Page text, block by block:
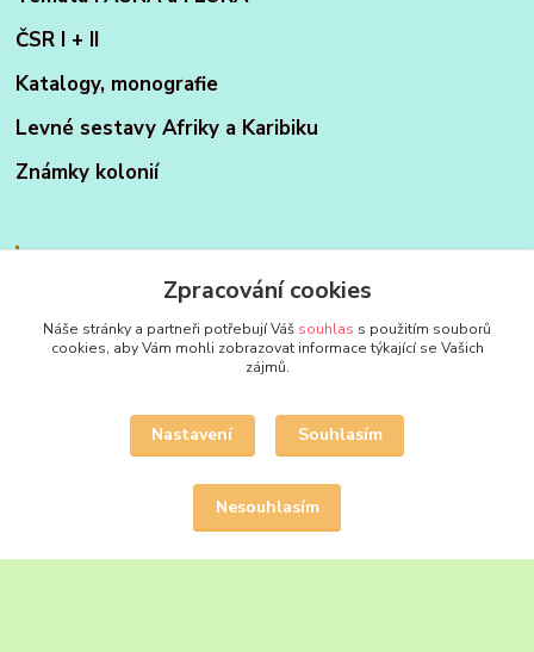
ČSR I + II
Katalogy, monografie
Levné sestavy Afriky a Karibiku
Známky kolonií
Kontakty :
FILATELIE MIX - HOBBY
+420 604 580 592
filatelie.mix@seznam.cz
Zpracování cookies
Náše stránky a partneři potřebují Váš souhlas s použitím souborů
cookies, aby Vám mohli zobrazovat informace týkající se Vašich
zájmů.
Nastavení Souhlasím
Nesouhlasím